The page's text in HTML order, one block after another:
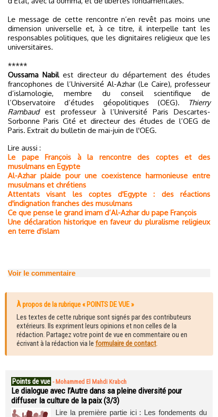
Le message de cette rencontre n’en revêt pas moins une
dimension universelle et, à ce titre, il interpelle tant les
responsables politiques, que les dignitaires religieux que les
universitaires.
*****
Oussama Nabilest directeur du département des études
francophones de l’Université Al-Azhar (Le Caire), professeur
d’islamologie, membre du conseil scientifique de
l’Observatoire d’études géopolitiques (OEG).
Thierry
Rambaudest professeur à l’Université Paris Descartes-
Sorbonne Paris Cité et directeur des études de l’OEG de
Paris. Extrait du bulletin de mai-juin de l'OEG.
Lire aussi :
Le pape François à la rencontre des coptes et des
musulmans en Egypte
Al-Azhar plaide pour une coexistence harmonieuse entre
musulmans et chrétiens
Attentats visant les coptes d'Egypte : des réactions
d'indignation franches des musulmans
Ce que pense le grand imam d’Al-Azhar du pape François
Une déclaration historique en faveur du pluralisme religieux
en terre d'islam
Voir le commentaire
À propos de la rubrique « POINTS DE VUE »
Les textes de cette rubrique sont signés par des contributeurs
extérieurs. Ils expriment leurs opinions et non celles de la
rédaction. Partagez votre point de vue en commentaire ou en
écrivant à la rédaction via le formulaire de contact.
Points de vue - Mohammed El Mahdi Krabch
Le dialogue avec l’Autre dans sa pleine diversité pour
diffuser la culture de la paix (3/3)
Lire la première partie ici : Les fondements du